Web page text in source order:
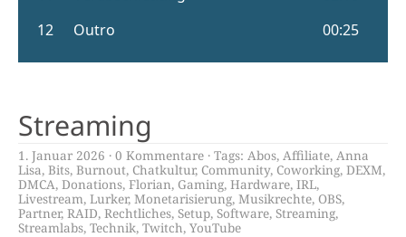
Streaming
1. Januar 2026 0 Kommentare Tags: Abos, Affiliate, Anna
Lisa, Bits, Burnout, Chatkultur, Community, Coworking, DEXM,
DMCA, Donations, Florian, Gaming, Hardware, IRL,
Livestream, Lurker, Monetarisierung, Musikrechte, OBS,
Partner, RAID, Rechtliches, Setup, Software, Streaming,
Streamlabs, Technik, Twitch, YouTube